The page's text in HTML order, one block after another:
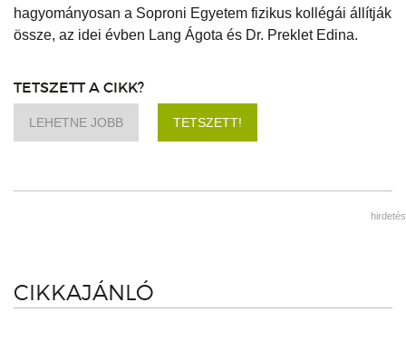
hagyományosan a Soproni Egyetem fizikus kollégái állítják
össze, az idei évben Lang Ágota és Dr. Preklet Edina.
TETSZETT A CIKK?
LEHETNE JOBB TETSZETT!
hirdetés
CIKKAJÁNLÓ